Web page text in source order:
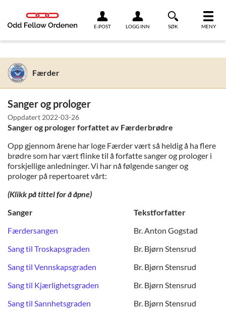
E-POST LOGG INN SØK MENY
Færder
Sanger og prologer
Oppdatert 2022-03-26
Sanger og prologer forfattet av Færderbrødre
Opp gjennom årene har loge Færder vært så heldig å ha flere
brødre som har vært flinke til å forfatte sanger og prologer i
forskjellige anledninger. Vi har nå følgende sanger og
prologer på repertoaret vårt:
(Klikk på tittel for å åpne)
Sanger
Tekstforfatter
Færdersangen
Br. Anton Gogstad
Sang til Troskapsgraden
Br. Bjørn Stensrud
Sang til Vennskapsgraden
Br. Bjørn Stensrud
Sang til Kjærlighetsgraden
Br. Bjørn Stensrud
Sang til Sannhetsgraden
Br. Bjørn Stensrud